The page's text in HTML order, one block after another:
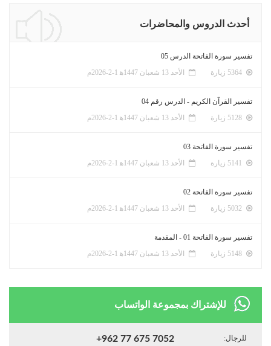
أحدث الدروس والمحاضرات
تفسير سورة الفاتحة الدرس 05
الأحد 13 شعبان 1447ﻫ 1-2-2026م
تفسير القرآن الكريم - الدرس رقم 04
الأحد 13 شعبان 1447ﻫ 1-2-2026م
تفسير سورة الفاتحة 03
الأحد 13 شعبان 1447ﻫ 1-2-2026م
تفسير سورة الفاتحة 02
الأحد 13 شعبان 1447ﻫ 1-2-2026م
تفسير سورة الفاتحة 01 - المقدمة
الأحد 13 شعبان 1447ﻫ 1-2-2026م
للإشتراك بمجموعة الواتساب
للرجال: +962 77 675 7052